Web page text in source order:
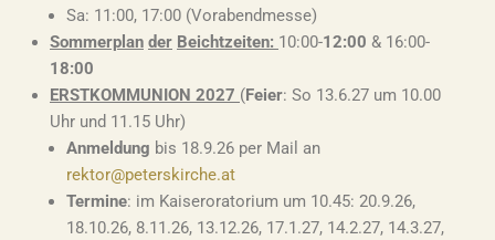
Sa: 11:00, 17:00 (Vorabendmesse)
Sommerplan der Beichtzeiten: 10:00-12:00 & 16:00-
18:00
ERSTKOMMUNION 2027 (Feier: So 13.6.27 um 10.00
Uhr und 11.15 Uhr)
Anmeldung bis 18.9.26 per Mail an
rektor@peterskirche.at
Termine: im Kaiseroratorium um 10.45: 20.9.26,
18.10.26, 8.11.26, 13.12.26, 17.1.27, 14.2.27, 14.3.27,